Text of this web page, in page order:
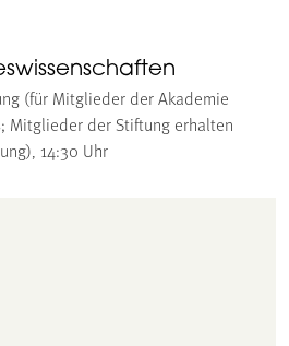
(für Mitglieder der Akademie
Mitglieder der Stiftung erhalten
14:30 Uhr